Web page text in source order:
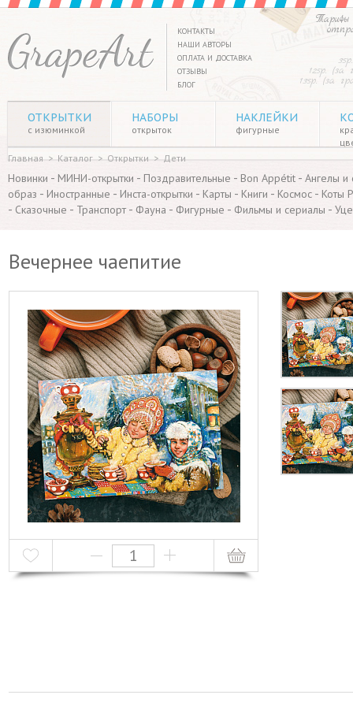
Тарифы
125р. (за
135р. (за
КОНТАКТЫ
НАШИ АВТОРЫ
ОПЛАТА И ДОСТАВКА
ОТЗЫВЫ
БЛОГ
ОТКРЫТКИ
с изюминкой
НАБОРЫ
открыток
НАКЛЕЙКИ
фигурные
Главная > Каталог > Открытки > Дети
Новинки - МИНИ-открытки - Поздравительные - Bon Appétit - Ангелы
образ - Иностранные - Инста-открытки - Карты - Книги - Космос - Коты
- Сказочные - Транспорт- Фауна - Фигурные - Фильмы и сериалы -
Вечернее чаепитие